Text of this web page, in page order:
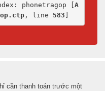
phonetragop [A
, line 583 ]
cần thanh toán trước một